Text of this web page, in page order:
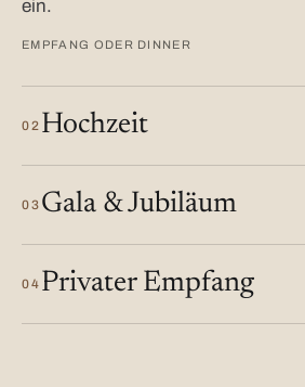
ein.
EMPFANG ODER DINNER
02 Hochzeit
03 Gala & Jubiläum
04 Privater Empfang